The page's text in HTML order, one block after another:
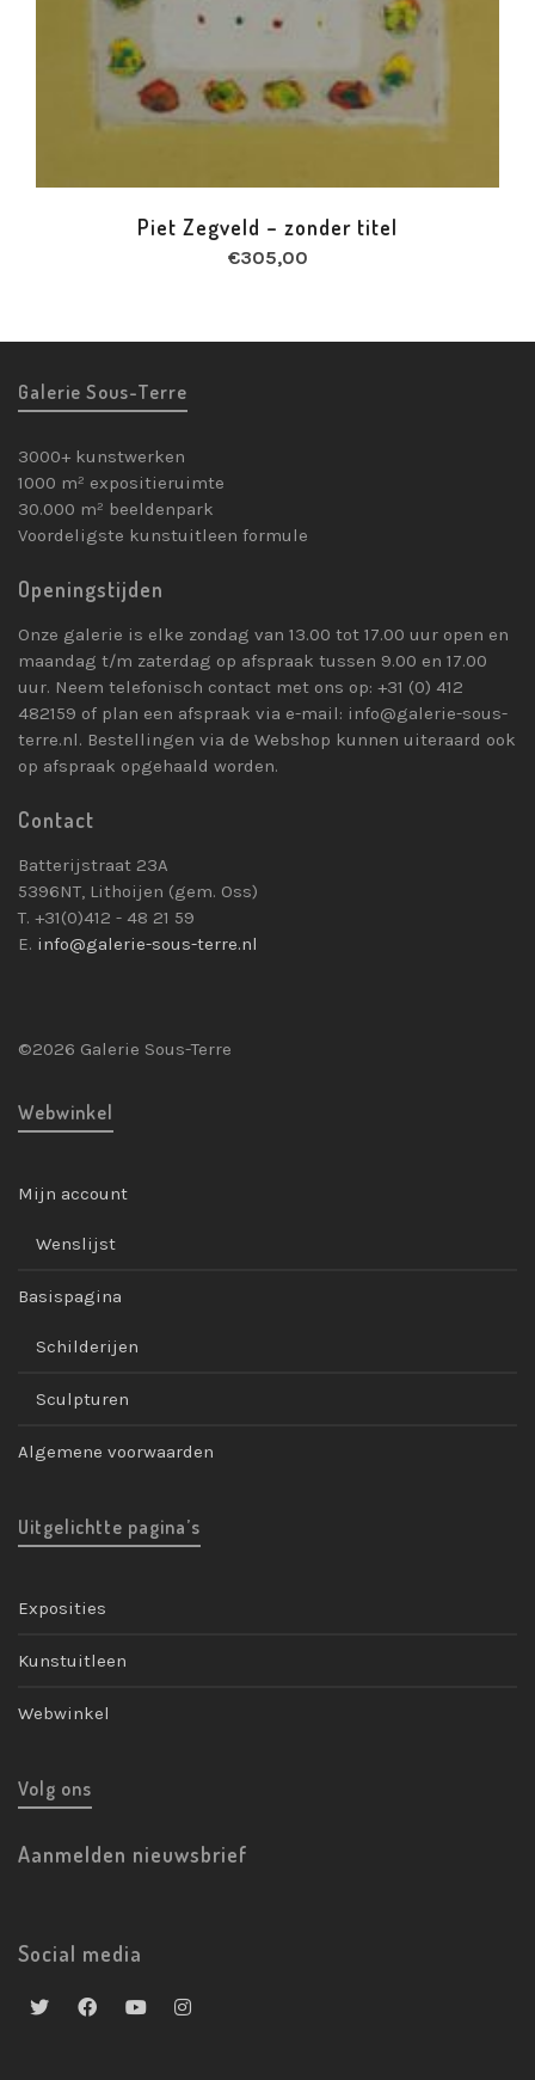
Piet Zegveld – zonder titel
€305,00
Galerie Sous-Terre
3000+ kunstwerken
1000 m² expositieruimte
30.000 m² beeldenpark
Voordeligste kunstuitleen formule
Openingstijden
Onze galerie is elke zondag van 13.00 tot 17.00 uur open en
maandag t/m zaterdag op afspraak tussen 9.00 en 17.00
uur. Neem telefonisch contact met ons op: +31 (0) 412
482159 of plan een afspraak via e-mail: info@galerie-sous-
terre.nl. Bestellingen via de Webshop kunnen uiteraard ook
op afspraak opgehaald worden.
Contact
Batterijstraat 23A
5396NT, Lithoijen (gem. Oss)
T. +31(0)412 - 48 21 59
E. info@galerie-sous-terre.nl
©2026 Galerie Sous-Terre
Webwinkel
Mijn account
Wenslijst
Basispagina
Schilderijen
Sculpturen
Algemene voorwaarden
Uitgelichtte pagina’s
Exposities
Kunstuitleen
Webwinkel
Volg ons
Aanmelden nieuwsbrief
Social media